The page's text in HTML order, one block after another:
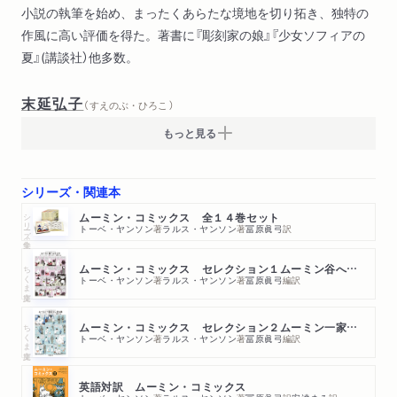
小説の執筆を始め、まったくあらたな境地を切り拓き、独特の
作風に高い評価を得た。著書に『彫刻家の娘』『少女ソフィアの
夏』(講談社）他多数。
末延弘子（ すえのぶ・ひろこ ）
もっと見る
シリーズ・関連本
シリーズ・全集 ムーミン・コミックス 全１４巻セット
トーベ・ヤンソン著ラルス・ヤンソン著冨原眞弓訳
ちくま文庫 ムーミン・コミックス セレクション１ムーミン谷へようこそ
トーベ・ヤンソン著ラルス・ヤンソン著冨原眞弓編訳
ちくま文庫 ムーミン・コミックス セレクション２ムーミン一家のふしぎな旅
トーベ・ヤンソン著ラルス・ヤンソン著冨原眞弓編訳
英語対訳 ムーミン・コミックス